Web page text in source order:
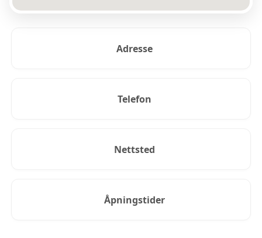
Adresse
Telefon
Nettsted
Åpningstider